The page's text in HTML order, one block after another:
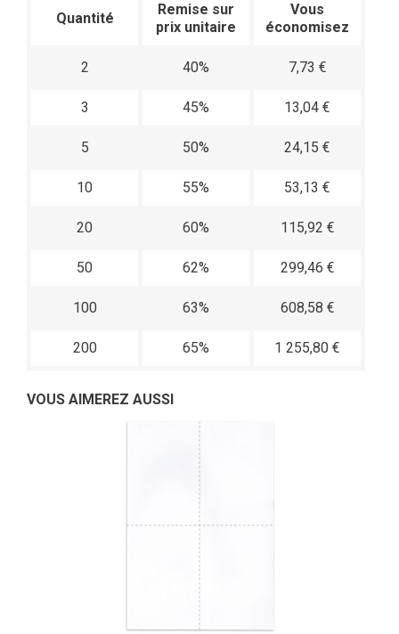
Quantité
Remise sur
prix unitaire
Vous
économisez
2 40% 7,73 €
3 45% 13,04 €
5 50% 24,15 €
10 55% 53,13 €
20 60% 115,92 €
50 62% 299,46 €
100 63% 608,58 €
200 65% 1 255,80 €
VOUS AIMEREZ AUSSI